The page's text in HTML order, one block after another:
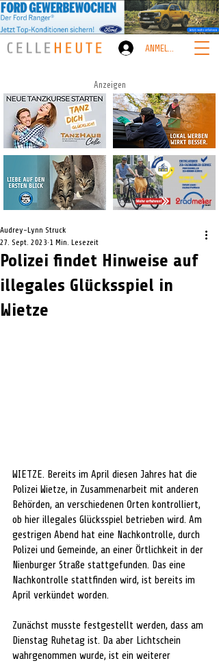
ANMELDEN
Anzeigen
Polizei findet Hinweise auf
illegales Glücksspiel in
Wietze
Audrey-Lynn Struck
27. Sept. 2023 1 Min. Lesezeit
WIETZE. Bereits im April diesen Jahres hat die
Polizei Wietze, in Zusammenarbeit mit anderen
Behörden, an verschiedenen Orten kontrolliert,
ob hier illegales Glücksspiel betrieben wird. Am
gestrigen Abend hat eine Nachkontrolle, durch
Polizei und Gemeinde, an einer Örtlichkeit in der
Nienburger Straße stattgefunden. Das eine
Nachkontrolle stattfinden wird, ist bereits im
April verkündet worden.
Zunächst musste festgestellt werden, dass am
Dienstag Ruhetag ist. Da aber Lichtschein
wahrgenommen wurde, ist ein weiterer